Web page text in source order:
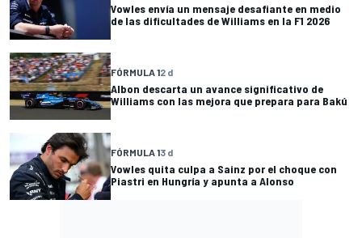
Vowles envía un mensaje desafiante en medio
de las dificultades de Williams en la F1 2026
FÓRMULA 12 d
Albon descarta un avance significativo de
Williams con las mejora que prepara para Bakú
FÓRMULA 13 d
Vowles quita culpa a Sainz por el choque con
Piastri en Hungría y apunta a Alonso